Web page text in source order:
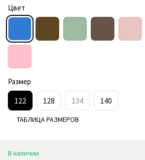
Цвет
Размер
122 128 134 140
ТАБЛИЦА РАЗМЕРОВ
В наличии